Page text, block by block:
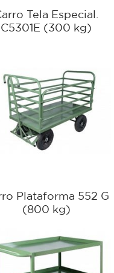
Tela Especial.
C5301E (300 kg)
Plataforma 552 G
(800 kg)